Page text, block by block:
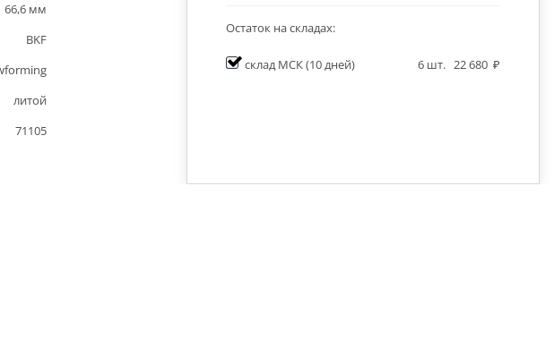
66,6 мм
BKF
литой
71105
Остаток на складах:
склад МСК(10 дней) 6 шт. 22 680